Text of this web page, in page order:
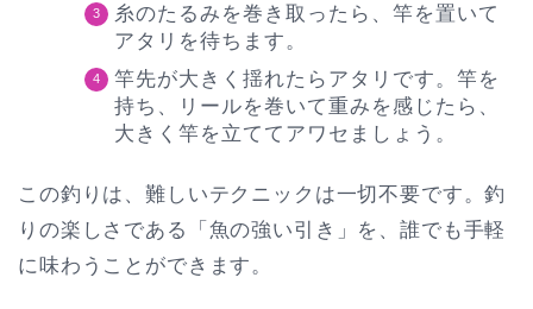
糸のたるみを巻き取ったら、竿を置いて
アタリを待ちます。
竿先が大きく揺れたらアタリです。竿を
持ち、リールを巻いて重みを感じたら、
大きく竿を立ててアワセましょう。
この釣りは、難しいテクニックは一切不要です。釣
りの楽しさである「魚の強い引き」を、誰でも手軽
に味わうことができます。